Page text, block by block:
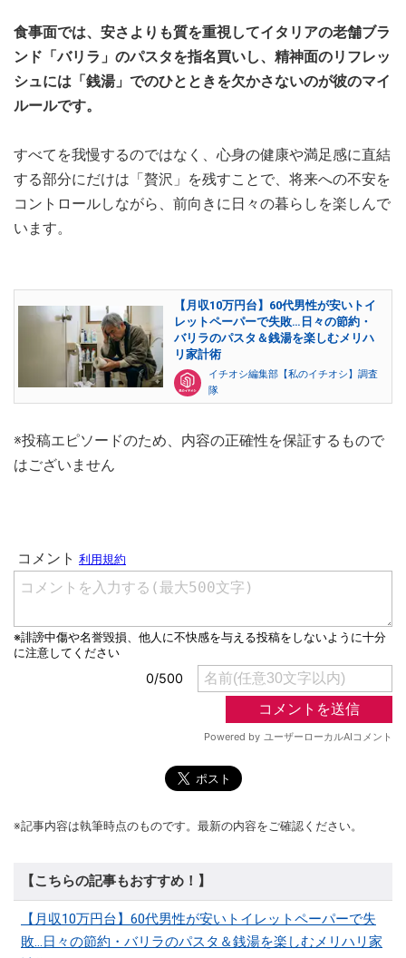
食事面では、安さよりも質を重視してイタリアの老舗ブラ
ンド「バリラ」のパスタを指名買いし、精神面のリフレッ
シュには「銭湯」でのひとときを欠かさないのが彼のマイ
ルールです。
すべてを我慢するのではなく、心身の健康や満足感に直結
する部分にだけは「贅沢」を残すことで、将来への不安を
コントロールしながら、前向きに日々の暮らしを楽しんで
います。
【月収10万円台】60代男性が安いトイ
レットペーパーで失敗…日々の節約・
バリラのパスタ＆銭湯を楽しむメリハ
リ家計術
イチオシ編集部【私のイチオシ】調査
隊
※投稿エピソードのため、内容の正確性を保証するもので
はございません
※記事内容は執筆時点のものです。最新の内容をご確認ください。
【こちらの記事もおすすめ！】
【月収10万円台】60代男性が安いトイレットペーパーで失
敗…日々の節約・バリラのパスタ＆銭湯を楽しむメリハリ家